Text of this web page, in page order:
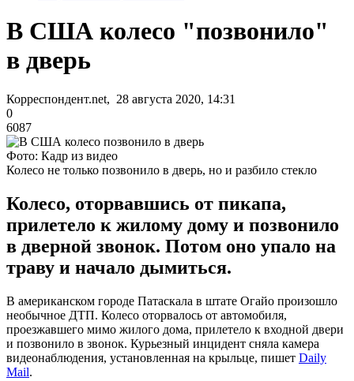
В США колесо "позвонило"
в дверь
Корреспондент.net, 28 августа 2020, 14:31
0
6087
Фото: Кадр из видео
Колесо не только позвонило в дверь, но и разбило стекло
Колесо, оторвавшись от пикапа,
прилетело к жилому дому и позвонило
в дверной звонок. Потом оно упало на
траву и начало дымиться.
В американском городе Патаскала в штате Огайо произошло
необычное ДТП. Колесо оторвалось от автомобиля,
проезжавшего мимо жилого дома, прилетело к входной двери
и позвонило в звонок. Курьезный инцидент сняла камера
видеонаблюдения, установленная на крыльце, пишет Daily
Mail.